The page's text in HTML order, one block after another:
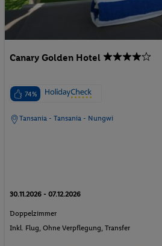
Canary Golden Hotel
74%
Tansania - Tansania - Nungwi
30.11.2026 - 07.12.2026
Doppelzimmer
Inkl. Flug, Ohne Verpflegung, Transfer